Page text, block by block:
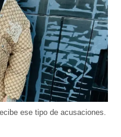
ese tipo de acusaciones.